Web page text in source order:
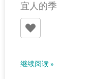
宜人的季
继续阅读 »